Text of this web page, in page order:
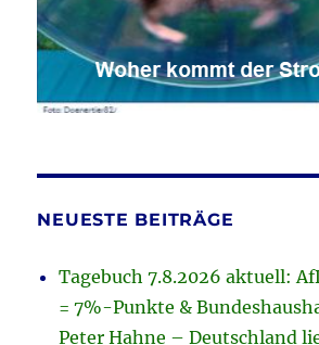
NEUESTE BEITRÄGE
Tagebuch 7.8.2026 aktuell:
= 7%-Punkte &
Peter Hahne – Deutschland